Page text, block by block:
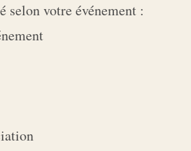
selon votre événement :